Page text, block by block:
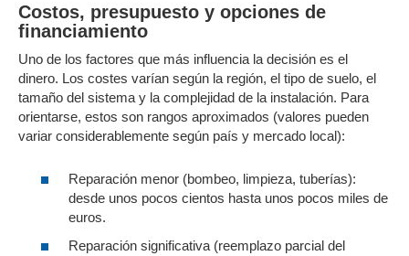
Costos, presupuesto y opciones de
financiamiento
Uno de los factores que más influencia la decisión es el
dinero. Los costes varían según la región, el tipo de suelo, el
tamaño del sistema y la complejidad de la instalación. Para
orientarse, estos son rangos aproximados (valores pueden
variar considerablemente según país y mercado local):
Reparación menor (bombeo, limpieza, tuberías):
desde unos pocos cientos hasta unos pocos miles de
euros.
Reparación significativa (reemplazo parcial del